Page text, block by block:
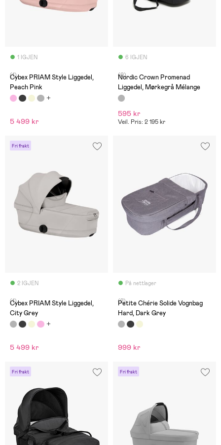
1 IGJEN
(1)
Cybex PRIAM Style Liggedel,
Peach Pink
5 499 kr
6 IGJEN
(0)
Nordic Crown Promenad
Liggedel, Mørkegrå Mélange
595 kr
Veil. Pris: 2 195 kr
Fri frakt
2 IGJEN
(1)
Cybex PRIAM Style Liggedel,
City Grey
5 499 kr
På nettlager
(2)
Petite Chérie Solide Vognbag
Hard, Dark Grey
999 kr
Fri frakt Fri frakt